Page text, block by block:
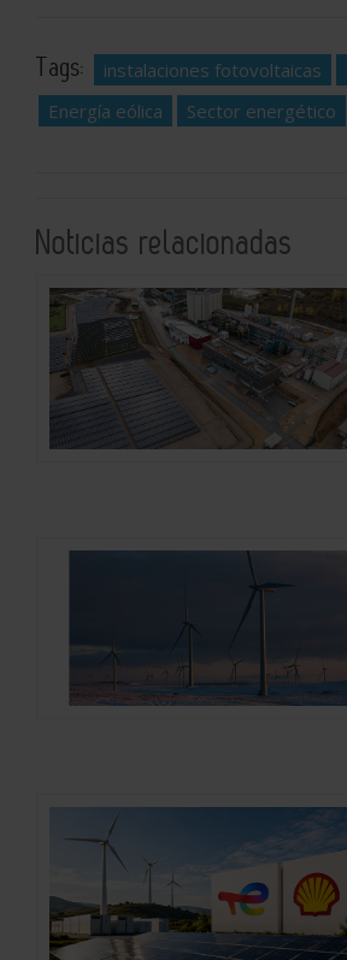
Tags: instalaciones fotovoltaicas
Energía eólica
Sector energético
Noticias relacionadas